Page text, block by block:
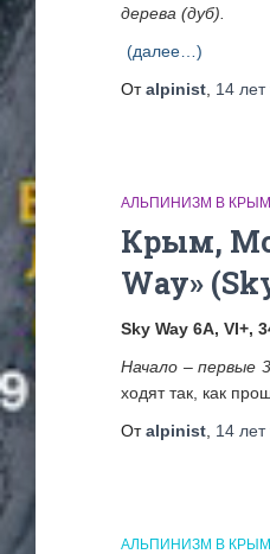
дерева (дуб).
(далее…)
Отalpinist 14 лет
АЛЬПИНИЗМ В
Крым,
Way»
Sky Way 6А, VI+,
Начало – первые
ходят так, как
Отalpinist 14 лет
АЛЬПИНИЗМ В